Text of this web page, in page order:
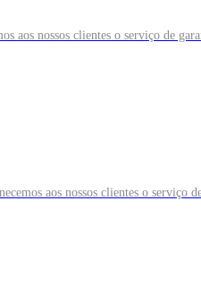
aos nossos clientes o serviço de
aos nossos clientes o serviço